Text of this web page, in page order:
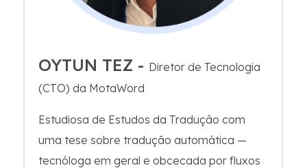
OYTUN TEZ - Diretor de Tecnologia
(CTO) da MotaWord
Estudiosa de Estudos da Tradução com
uma tese sobre tradução automática —
tecnóloga em geral e obcecada por fluxos